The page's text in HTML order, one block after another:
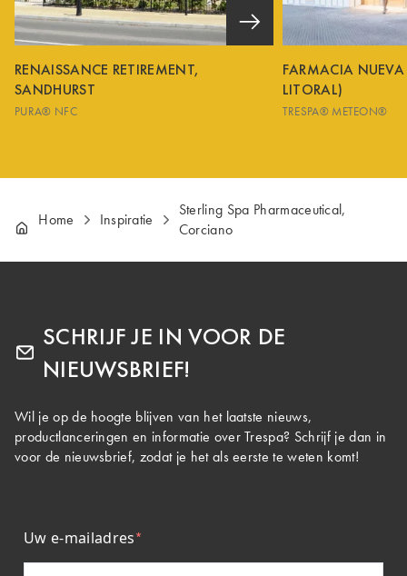
RENAISSANCE RETIREMENT,
SANDHURST
PURA® NFC
FARMACIA
LITORAL)
TRESPA® METEON®
Home Inspiratie
Sterling Spa Pharmaceutical,
Corciano
SCHRIJF JE IN VOOR DE
NIEUWSBRIEF!
Wil je op de hoogte blijven van het laatste nieuws,
productlanceringen en informatie over Trespa? Schrijf je dan in
voor de nieuwsbrief, zodat je het als eerste te weten komt!
Uw e-mailadres